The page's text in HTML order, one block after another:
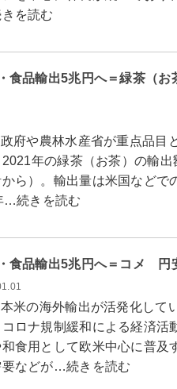
を読む
食品輸出5兆円へ＝緑茶（
や農林水産省が重点品目
2021年の緑茶（お茶）の輸
ら）。輸出量は米国などで
…続きを読む
食品輸出5兆円へ＝コメ 円
の海外輸出が活発化して
ロナ規制緩和による経済活
食用として欧米中心に普及
要などが…続きを読む